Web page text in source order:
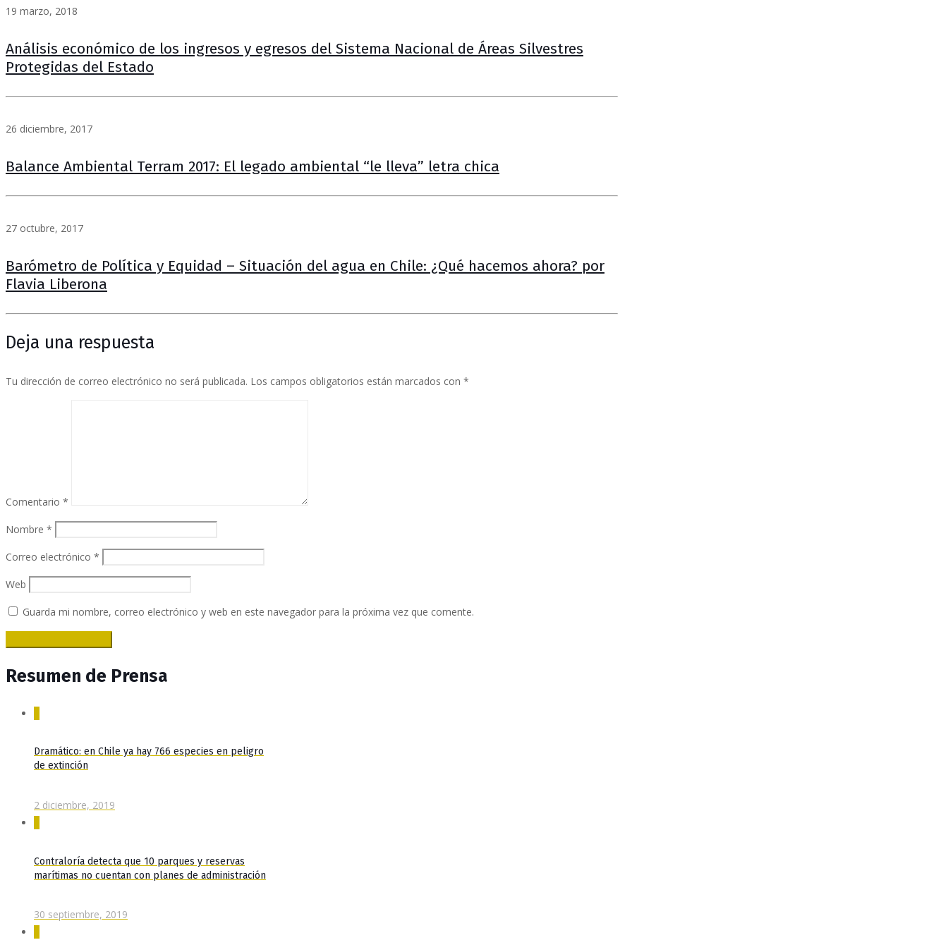
19 marzo, 2018
Análisis económico de los ingresos y egresos del Sistema Nacional de Áreas Silvestres
Protegidas del Estado
26 diciembre, 2017
Balance Ambiental Terram 2017: El legado ambiental “le lleva” letra chica
27 octubre, 2017
Barómetro de Política y Equidad – Situación del agua en Chile: ¿Qué hacemos ahora? por
Flavia Liberona
Deja una respuesta
Tu dirección de correo electrónico no será publicada. Los campos obligatorios están marcados con *
Comentario *
Nombre *
Correo electrónico *
Web
Guarda mi nombre, correo electrónico y web en este navegador para la próxima vez que comente.
Resumen de Prensa
Dramático: en Chile ya hay 766 especies en peligro
de extinción
2 diciembre, 2019
Contraloría detecta que 10 parques y reservas
marítimas no cuentan con planes de administración
30 septiembre, 2019